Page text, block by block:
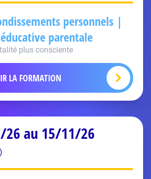
personnels |
parentale
plus consciente
LA FORMATION
26 au 15/11/26